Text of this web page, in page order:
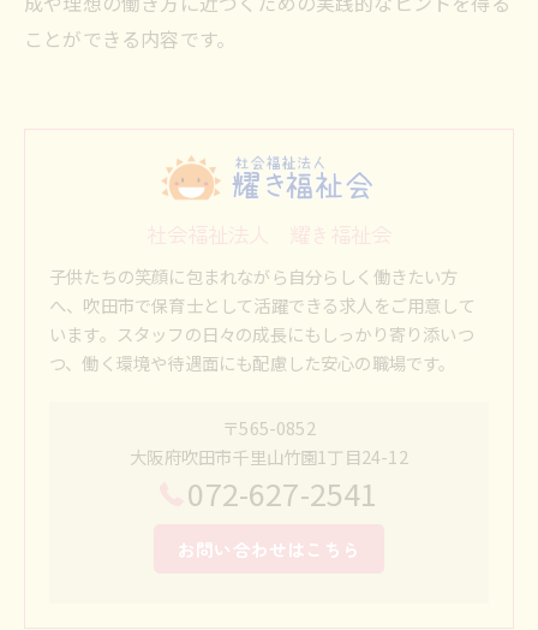
ことができる内容です。
社会福祉法人 耀き福祉会
子供たちの笑顔に包まれながら自分らしく働きたい方
へ、吹田市で保育士として活躍できる求人をご用意して
います。スタッフの日々の成長にもしっかり寄り添いつ
つ、働く環境や待遇面にも配慮した安心の職場です。
〒565-0852
大阪府吹田市千里山竹園1丁目24-12
072-627-2541
お問い合わせはこちら